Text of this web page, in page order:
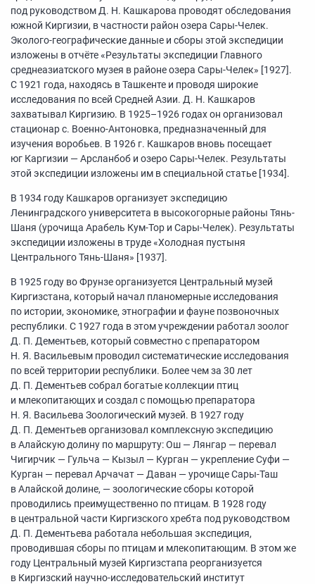
под руководством Д. Н. Кашкарова проводят обследования
южной Киргизии, в частности район озера Сары-Челек.
Эколого-географические данные и сборы этой экспедиции
изложены в отчёте «Результаты экспедиции Главного
среднеазиатского музея в районе озера Сары-Челек» [1927].
С 1921 года, находясь в Ташкенте и проводя широкие
исследования по всей Средней Азии. Д. Н. Кашкаров
захватывал Киргизию. В 1925–1926 годах он организовал
стационар с. Военно-Антоновка, предназначенный для
изучения воробьев. В 1926 г. Кашкаров вновь посещает
юг Каргизии — Арсланбоб и озеро Сары-Челек. Результаты
этой экспедиции изложены им в специальной статье [1934].
В 1934 году Кашкаров организует экспедицию
Ленинградского университета в высокогорные районы Тянь-
Шаня (урочища Арабель Кум-Тор и Сары-Челек). Результаты
экспедиции изложены в труде «Холодная пустыня
Центрального Тянь-Шаня» [1937].
В 1925 году во Фрунзе организуется Центральный музей
Киргизстана, который начал планомерные исследования
по истории, экономике, этнографии и фауне позвоночных
республики. С 1927 года в этом учреждении работал зоолог
Д. П. Дементьев, который совместно с препаратором
Н. Я. Васильевым проводил систематические исследования
по всей территории республики. Более чем за 30 лет
Д. П. Дементьев собрал богатые коллекции птиц
и млекопитающих и создал с помощью препаратора
Н. Я. Васильева Зоологический музей. В 1927 году
Д. П. Дементьев организовал комплексную экспедицию
в Алайскую долину по маршруту: Ош — Лянгар — перевал
Чигирчик — Гульча — Кызыл — Курган — укрепление Суфи —
Курган — перевал Арчачат — Даван — урочище Сары-Таш
в Алайской долине, — зоологические сборы которой
проводились преимущественно по птицам. В 1928 году
в центральной части Киргизского хребта под руководством
Д. П. Дементьева работала небольшая экспедиция,
проводившая сборы по птицам и млекопитающим. В этом же
году Центральный музей Киргизстапа реорганизуется
в Киргизский научно-исследовательский институт